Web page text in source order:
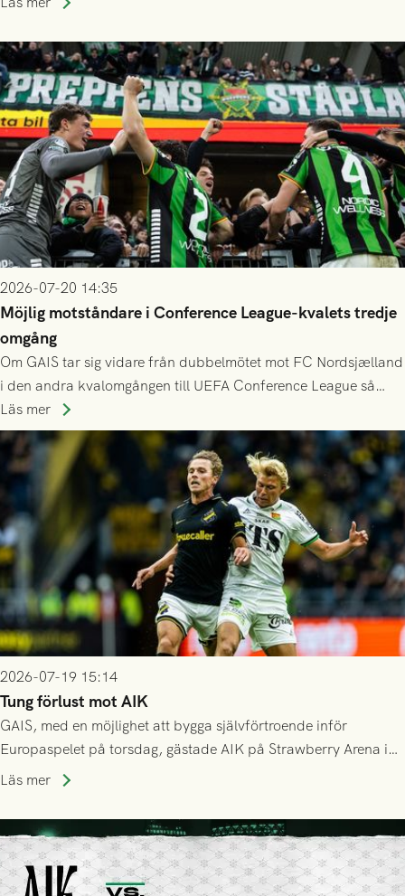
2026-07-20 14:35
Möjlig motståndare i Conference League-kvalets tredje
omgång
Om GAIS tar sig vidare från dubbelmötet mot FC Nordsjælland
i den andra kvalomgången till UEFA Conference League så
spelas den tredje kvalomgången kort därpå. Motståndare blir
då vinnaren i mötet mellan isländska Valur och HŠK Zrinjski
Mostar från Bosnien och Hercegovina.
Läs mer
2026-07-19 15:14
Tung förlust mot AIK
GAIS, med en möjlighet att bygga självförtroende inför
Europaspelet på torsdag, gästade AIK på Strawberry Arena i
Stockholm . Men trots konstant hotande i första halvlek av
lyckades få in 2-0.
Läs mer